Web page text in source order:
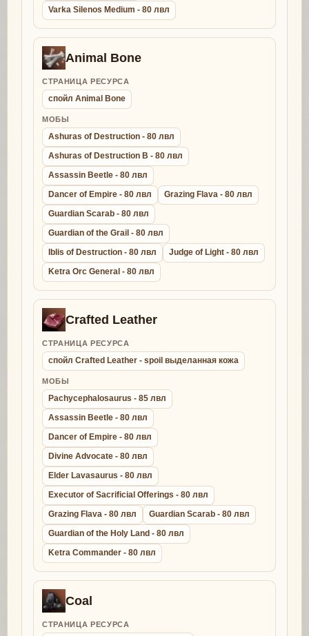
Varka Silenos Medium - 80 лвл
Animal Bone
СТРАНИЦА РЕСУРСА
спойл Animal Bone
МОБЫ
Ashuras of Destruction - 80 лвл
Ashuras of Destruction B - 80 лвл
Assassin Beetle - 80 лвл
Dancer of Empire - 80 лвл
Grazing Flava - 80 лвл
Guardian Scarab - 80 лвл
Guardian of the Grail - 80 лвл
Iblis of Destruction - 80 лвл
Judge of Light - 80 лвл
Ketra Orc General - 80 лвл
Crafted Leather
СТРАНИЦА РЕСУРСА
спойл Crafted Leather - spoil выделанная кожа
МОБЫ
Pachycephalosaurus - 85 лвл
Assassin Beetle - 80 лвл
Dancer of Empire - 80 лвл
Divine Advocate - 80 лвл
Elder Lavasaurus - 80 лвл
Executor of Sacrificial Offerings - 80 лвл
Grazing Flava - 80 лвл
Guardian Scarab - 80 лвл
Guardian of the Holy Land - 80 лвл
Ketra Commander - 80 лвл
Coal
СТРАНИЦА РЕСУРСА